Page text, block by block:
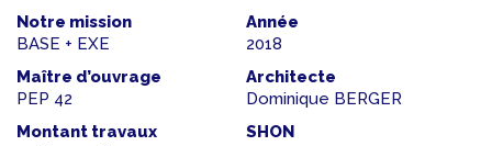
Notre mission
BASE + EXE
Année
2018
Maître d’ouvrage
PEP 42
Architecte
Dominique BERGER
Montant travaux
SHON